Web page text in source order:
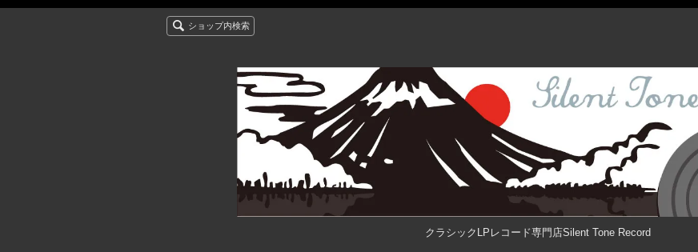
ショップ内検索
クラシックLPレコード専門店Silent Tone Record